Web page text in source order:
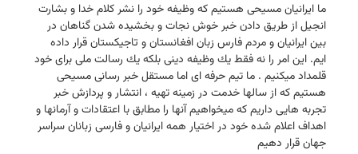
ما ایرانیان مسیحی هستیم كه وظیفه خود را نشر كلام خدا و بشارت
انجیل از طریق دادن خبر خوش نجات و بخشیده شدن گناهان در
بین ایرانیان و مردم فارس زبان افغانستان و تاجیكستان قرار داده
ایم. این امر را نه فقط یك وظیفه دینی بلكه یك رسالت ملی برای خود
قلمداد میكنیم . ما تیم حرفه ای اما مستقل خبر رسانی مسیحی
هستیم كه از سالها خدمت در زمینه تهیه ، انتشار و پردازش خبر
تجربه هایی داریم كه میخواهیم آنها را مطابق با اعتقادات و آرمانها و
اهداف اعلام شده خود در اختیار همه ایرانیان و فارسی زبانان سراسر
جهان قرار دهیم